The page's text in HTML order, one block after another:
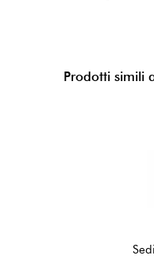
Prodotti simili